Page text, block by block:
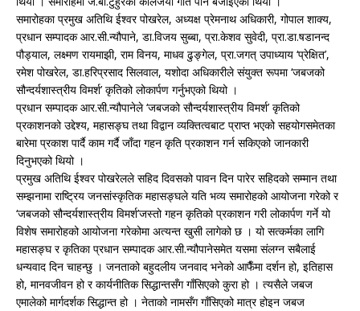
समारोहका प्रमुख अतिथि ईश्वर पोखरेल, अध्यक्ष प्रेमनाथ अधिकारी, गोपाल शाक्य,
प्रधान सम्पादक आर.सी.न्यौपाने, डा.विजय सुब्बा, प्रा.केशव सुवेदी, प्रा.डा.षडानन्द
पौड्याल, लक्ष्मण रायमाझी, राम विनय, माधव ढुङ्गेल, प्रा.जगत् उपाध्याय ‘प्रेक्षित’,
रमेश पोखरेल, डा.हरिप्रसाद सिलवाल, यशोदा अधिकारीले संयुक्त रूपमा ‘जबजको
सौन्दर्यशास्त्रीय विमर्श’ कृतिको लोकार्पण गर्नुभएको थियो ।
प्रधान सम्पादक आर.सी.न्यौपानेले ‘जबजको सौन्दर्यशास्त्रीय विमर्श’ कृतिको
प्रकाशनको उद्देश्य, महासङ्घ तथा विद्वान व्यक्तित्वबाट प्राप्त भएको सहयोगसमेतका
बारेमा प्रकाश पार्दै काम गर्दै जाँदा गहन कृति प्रकाशन गर्न सकिएको जानकारी
दिनुभएको थियो ।
प्रमुख अतिथि ईश्वर पोखरेलले सहिद दिवसको पावन दिन पारेर सहिदको सम्मान तथा
सम्झनामा राष्ट्रिय जनसांस्कृतिक महासङ्घले यति भव्य समारोहको आयोजना गरेको र
‘जबजको सौन्दर्यशास्त्रीय विमर्श’जस्तो गहन कृतिको प्रकाशन गरी लोकार्पण गर्ने यो
विशेष समारोहको आयोजना गरेकोमा अत्यन्त खुसी लागेको छ । यो सत्कर्मका लागि
महासङ्घ र कृतिका प्रधान सम्पादक आर.सी.न्यौपानेसमेत यसमा संलग्न सबैलाई
धन्यवाद दिन चाहन्छु । जनताको बहुदलीय जनवाद भनेको आफैँमा दर्शन हो, इतिहास
हो, मानवजीवन हो र कार्यनीतिक सिद्धान्तसँग गाँसिएको कुरा हो । त्यसैले जबज
एमालेको मार्गदर्शक सिद्धान्त हो । नेताको नामसँग गाँसिएको मात्र होइन जबज